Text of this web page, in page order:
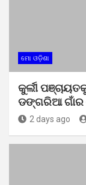
ମୋ ଓଡ଼ିଶା
କୁର୍ଲୀ
ଡଙ୍ଗରିଆ ଗାଁର
2 days ago